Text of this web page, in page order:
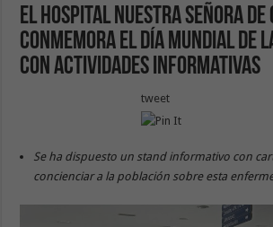
El Hospital Nuestra Señora de
conmemora el Día Mundial de
con actividades informativas
tweet
Se ha dispuesto un stand informativo con
concienciar a la población sobre esta